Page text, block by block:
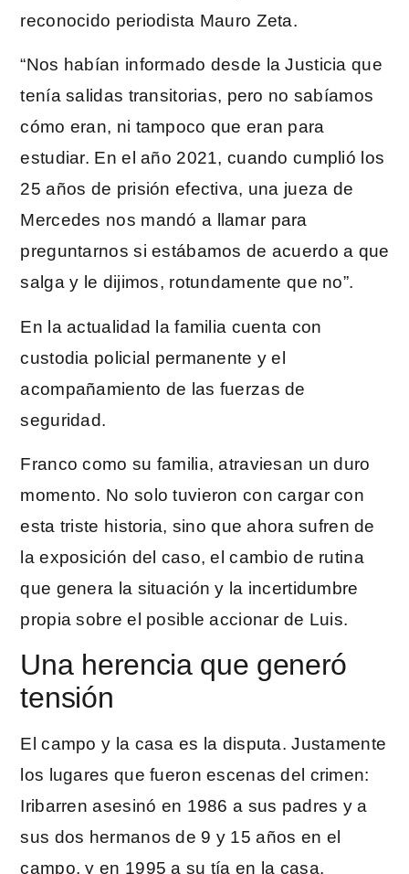
reconocido periodista Mauro Zeta.
“Nos habían informado desde la Justicia que
tenía salidas transitorias, pero no sabíamos
cómo eran, ni tampoco que eran para
estudiar. En el año 2021, cuando cumplió los
25 años de prisión efectiva, una jueza de
Mercedes nos mandó a llamar para
preguntarnos si estábamos de acuerdo a que
salga y le dijimos, rotundamente que no”.
En la actualidad la familia cuenta con
custodia policial permanente y el
acompañamiento de las fuerzas de
seguridad.
Franco como su familia, atraviesan un duro
momento. No solo tuvieron con cargar con
esta triste historia, sino que ahora sufren de
la exposición del caso, el cambio de rutina
que genera la situación y la incertidumbre
propia sobre el posible accionar de Luis.
Una herencia que generó
tensión
El campo y la casa es la disputa. Justamente
los lugares que fueron escenas del crimen:
Iribarren asesinó en 1986 a sus padres y a
sus dos hermanos de 9 y 15 años en el
campo, y en 1995 a su tía en la casa.